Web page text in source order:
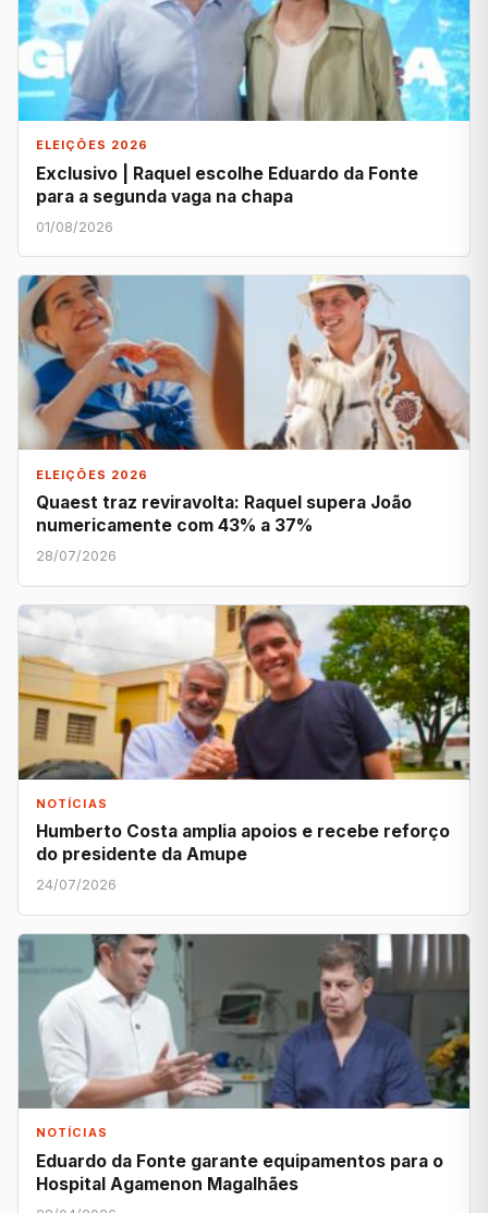
ELEIÇÕES 2026
Exclusivo | Raquel escolhe Eduardo da Fonte
para a segunda vaga na chapa
01/08/2026
ELEIÇÕES 2026
Quaest traz reviravolta: Raquel supera João
numericamente com 43% a 37%
28/07/2026
NOTÍCIAS
Humberto Costa amplia apoios e recebe reforço
do presidente da Amupe
24/07/2026
NOTÍCIAS
Eduardo da Fonte garante equipamentos para o
Hospital Agamenon Magalhães